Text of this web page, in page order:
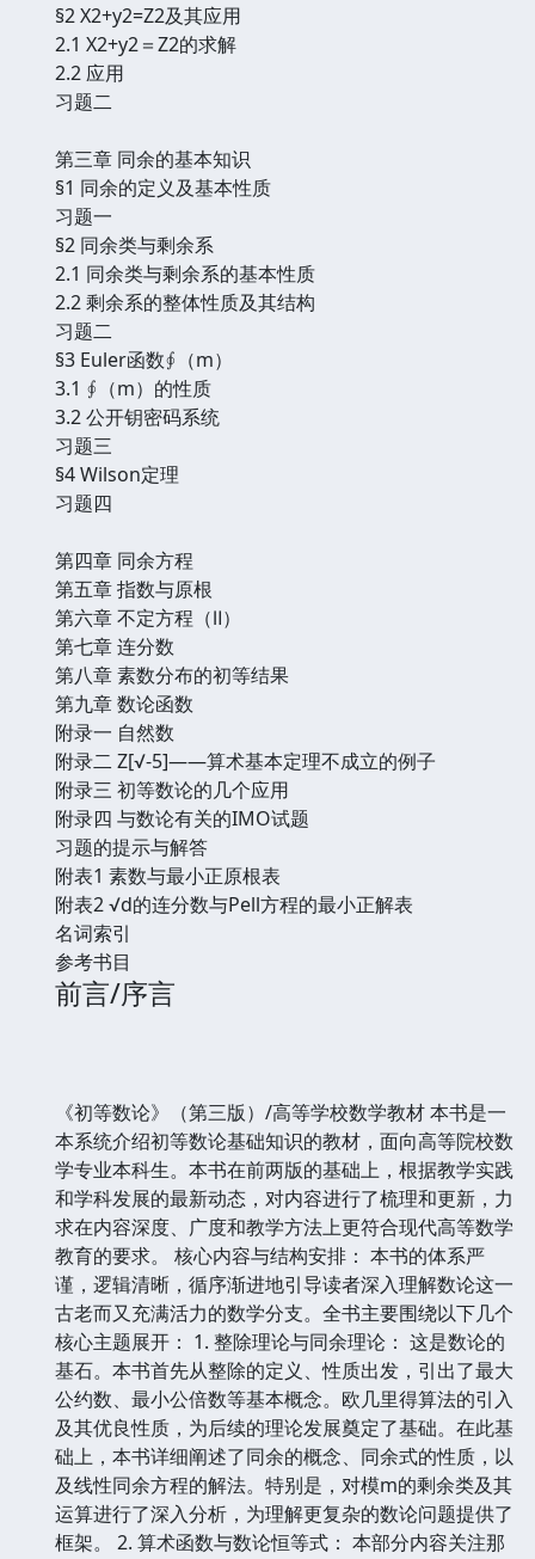
§2 X2+y2=Z2及其应用
2.1 X2+y2＝Z2的求解
2.2 应用
习题二
第三章 同余的基本知识
§1 同余的定义及基本性质
习题一
§2 同余类与剩余系
2.1 同余类与剩余系的基本性质
2.2 剩余系的整体性质及其结构
习题二
§3 Euler函数∮（m）
3.1 ∮（m）的性质
3.2 公开钥密码系统
习题三
§4 Wilson定理
习题四
第四章 同余方程
第五章 指数与原根
第六章 不定方程（Ⅱ）
第七章 连分数
第八章 素数分布的初等结果
第九章 数论函数
附录一 自然数
附录二 Z[√-5]——算术基本定理不成立的例子
附录三 初等数论的几个应用
附录四 与数论有关的IMO试题
习题的提示与解答
附表1 素数与最小正原根表
附表2 √d的连分数与Pell方程的最小正解表
名词索引
参考书目
前言/序言
《初等数论》（第三版）/高等学校数学教材 本书是一
本系统介绍初等数论基础知识的教材，面向高等院校数
学专业本科生。本书在前两版的基础上，根据教学实践
和学科发展的最新动态，对内容进行了梳理和更新，力
求在内容深度、广度和教学方法上更符合现代高等数学
教育的要求。 核心内容与结构安排： 本书的体系严
谨，逻辑清晰，循序渐进地引导读者深入理解数论这一
古老而又充满活力的数学分支。全书主要围绕以下几个
核心主题展开： 1. 整除理论与同余理论： 这是数论的
基石。本书首先从整除的定义、性质出发，引出了最大
公约数、最小公倍数等基本概念。欧几里得算法的引入
及其优良性质，为后续的理论发展奠定了基础。在此基
础上，本书详细阐述了同余的概念、同余式的性质，以
及线性同余方程的解法。特别是，对模m的剩余类及其
运算进行了深入分析，为理解更复杂的数论问题提供了
框架。 2. 算术函数与数论恒等式： 本部分内容关注那